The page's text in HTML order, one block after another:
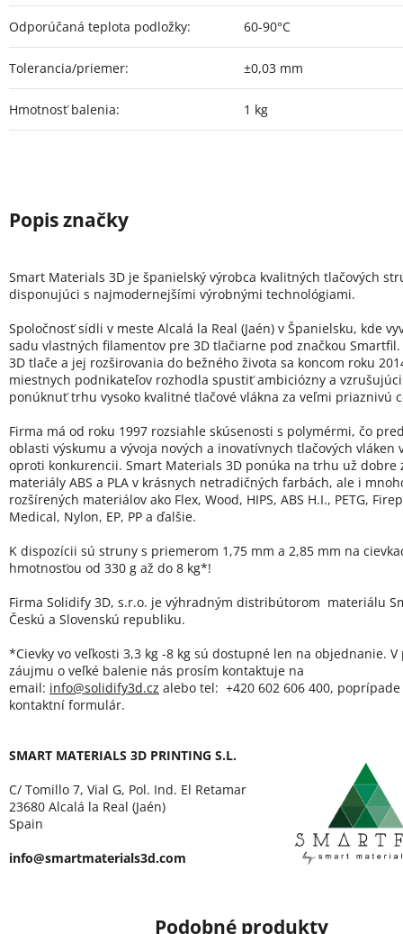
Odporúčaná teplota podložky: 60-90°C
Tolerancia/priemer: ±0,03 mm
Hmotnosť balenia: 1 kg
Smart Materials 3D je španielský výrobca kvalitných tlačových
disponujúci s najmodernejšími výrobnými technológiami.
Spoločnosť sídli v meste Alcalá la Real (Jaén) v Španielsku, kde
sadu vlastných filamentov pre 3D tlačiarne pod značkou Smartfil.
3D tlače a jej rozširovania do bežného života sa koncom roku
miestnych podnikateľov rozhodla spustiť ambiciózny a
ponúknuť trhu vysoko kvalitné tlačové vlákna za veľmi priaznivú
Firma má od roku 1997 rozsiahle skúsenosti s polymérmi, čo
oblasti výskumu a vývoja nových a inovatívnych tlačových vláken
oproti konkurencii. Smart Materials 3D ponúka na trhu už dobre
materiály ABS a PLA v krásnych netradičných farbách, ale i
rozšírených materiálov ako Flex, Wood, HIPS, ABS H.I., PETG,
Medical, Nylon, EP, PP a ďalšie.
K dispozícii sú struny s priemerom 1,75 mm a 2,85 mm na
hmotnosťou od 330 g až do 8 kg*!
Firma Solidify 3D, s.r.o. je výhradným distribútorom materiálu
Českú a Slovenskú republiku.
*Cievky vo veľkosti 3,3 kg -8 kg sú dostupné len na objednanie.
záujmu o veľké balenie nás prosím kontaktuje na
email: info@solidify3d.cz alebo tel: +420 602 606 400,
kontaktní formulár.
SMART MATERIALS 3D PRINTING S.L.
C/ Tomillo 7, Vial G, Pol. Ind. El Retamar
23680 Alcalá la Real (Jaén)
Spain
info@smartmaterials3d.com